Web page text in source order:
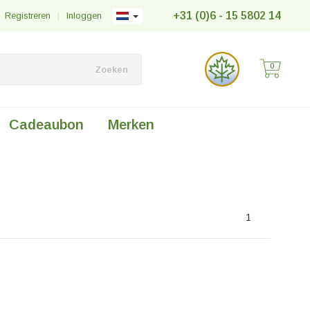
+31 (0)6 - 15 5802 14
Inloggen
|
Registreren
Zoeken 0
Cadeaubon Merken
1